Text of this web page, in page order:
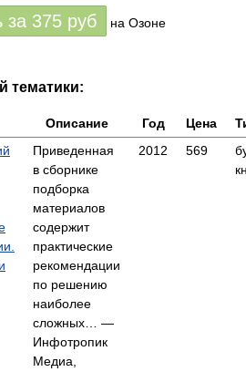
за 375 руб на Озоне
тематики:
Описание Год Цена
Приведенная
в сборнике
подборка
материалов
содержит
практические
рекомендации
по решению
наиболее
сложных… —
Инфотропик
Медиа,
2012 569